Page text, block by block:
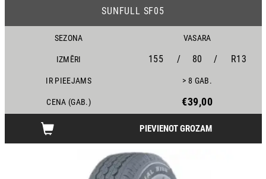
SUNFULL SF05
SEZONA VASARA
IZMĒRI 155 / 80 / R13
IR PIEEJAMS > 8 GAB.
CENA (GAB.) €39,00
PIEVIENOT GROZAM